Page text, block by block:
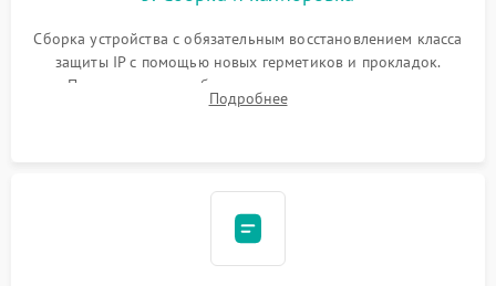
Сборка устройства с обязательным восстановлением класса
защиты IP с помощью новых герметиков и прокладок.
Программная калибровка матрицы по эталонному
абсолютно черному телу для точного измерения температур.
Подробнее